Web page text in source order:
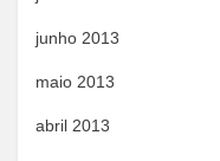
junho 2013
maio 2013
abril 2013